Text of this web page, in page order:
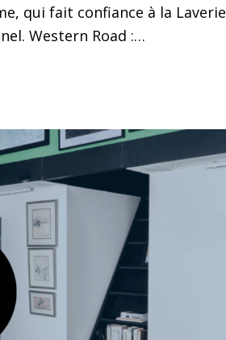
qui fait confiance à la Laverie
Western Road :…